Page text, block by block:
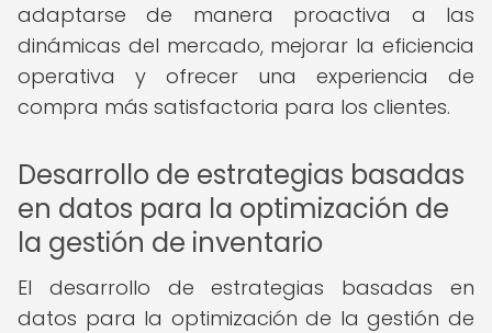
adaptarse de manera proactiva a las
dinámicas del mercado, mejorar la eficiencia
operativa y ofrecer una experiencia de
compra más satisfactoria para los clientes.
Desarrollo de estrategias basadas
en datos para la optimización de
la gestión de inventario
El desarrollo de estrategias basadas en
datos para la optimización de la gestión de